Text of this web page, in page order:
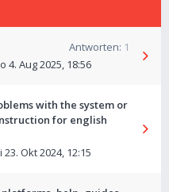
Antworten: 1
4. Aug 2025, 18:56
with the system or
for english
23. Okt 2024, 12:15